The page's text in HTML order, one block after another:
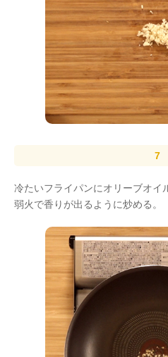
冷たいフライパンにオリーブオイ
弱火で香りが出るように炒める。